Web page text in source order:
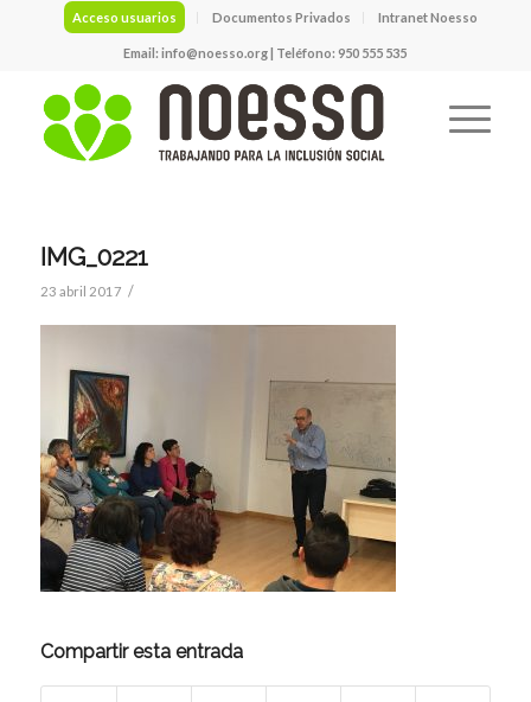
Acceso usuarios Documentos Privados Intranet Noesso
Email:info@noesso.org| Teléfono: 950 555 535
IMG_0221
23 abril 2017 /
Compartir esta entrada